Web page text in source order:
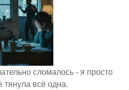
сломалось - я просто
тянула всё одна.